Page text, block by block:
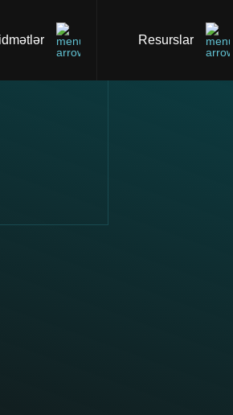
Resurslar